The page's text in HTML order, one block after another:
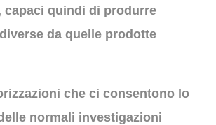
capaci quindi di produrre
da quelle prodotte
che ci consentono lo
normali investigazioni